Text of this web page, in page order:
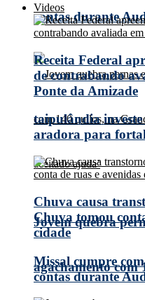
contas durante
Jovem quebra
agachamento com
Videos
Receita Federal
de contrabando
Ponte da Amizade
taipulândia
aradora para
Chuva causa
Chuva tomou
cidade
Missal cumpre
contas durante